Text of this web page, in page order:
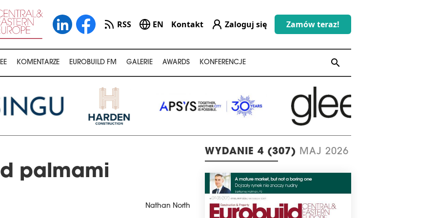
RSS EN Kontakt Zaloguj się Zamów teraz!
KOMENTARZE EUROBUILD FM GALERIE AWARDS KONFERENCJE search
palmami
Nathan North
WYDANIE 4 (307) MAJ 2026